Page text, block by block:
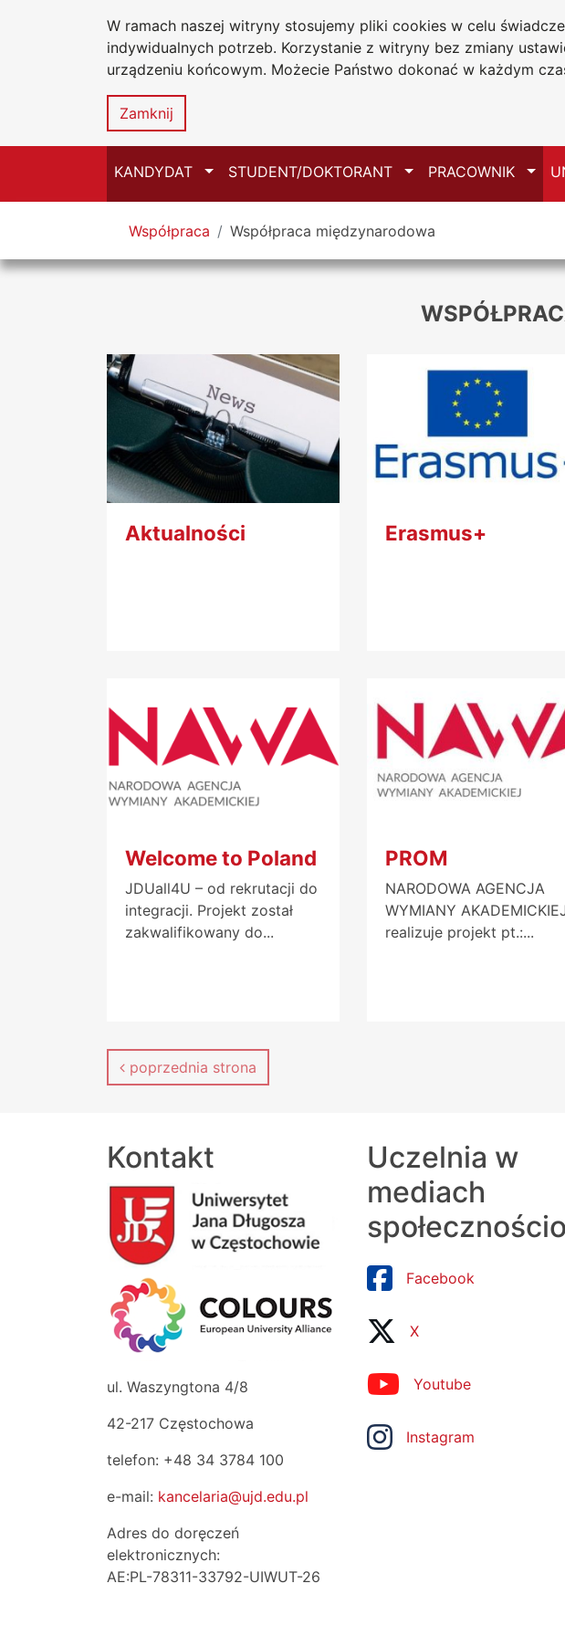
W ramach naszej witryny stosujemy pliki cookies w celu
indywidualnych potrzeb. Korzystanie z witryny bez zmiany
urządzeniu końcowym. Możecie Państwo dokonać w każdym
Zamknij
Przejdź do głównego menu
Przejdź do treści
Przejdź do wyszukiwarki
Przejdź do mapy serwisuUniwersytet
Jana Długosza w Częstochowie
KANDYDAT Przełącz
STUDENT/DOKTORANT Przełącz
PRACOWNIK
Tutaj jesteś
Współpraca Współpraca międzynarodowa
Aktualności Erasmus+
Welcome to Poland
JDUall4U – od rekrutacji do
integracji. Projekt został
zakwalifikowany do...
PROM
NARODOWA AGENCJA
WYMIANY
realizuje projekt pt.:...
poprzednia strona
Kontakt
ul. Waszyngtona 4/8
42-217 Częstochowa
telefon: +48 34 3784 100
e-mail: kancelaria@ujd.edu.pl
Adres do doręczeń
elektronicznych:
AE:PL-78311-33792-UIWUT-26
Uczelnia w
mediach
Facebook
X
Youtube
Instagram